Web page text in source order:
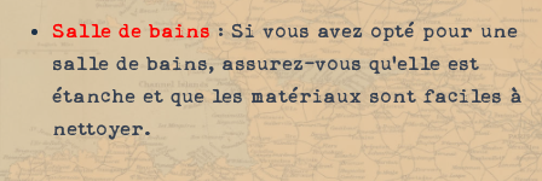
Salle de bains: Si vous avez opté pour une
salle de bains, assurez-vous qu'elle est
étanche et que les matériaux sont faciles à
nettoyer.